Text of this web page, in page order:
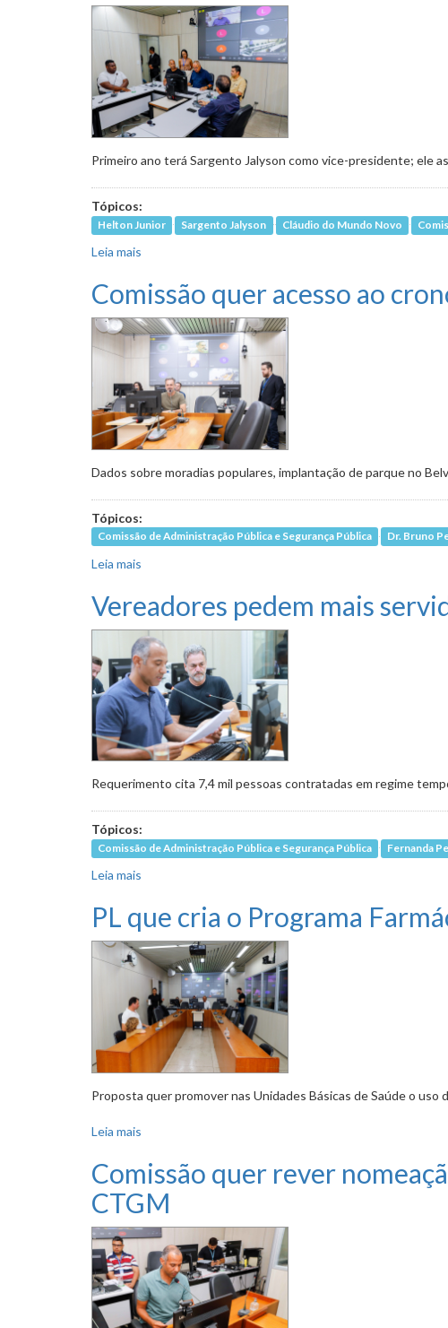
Primeiro ano terá Sargento Jalyson como vice-presidente; ele
Tópicos:
Helton Junior Sargento Jalyson Cláudio do Mundo Novo
Leia mais
Comissão quer acesso ao
Dados sobre moradias populares, implantação de parque no
Tópicos:
Comissão de Administração Pública e Segurança Pública Dr. Bruno
Leia mais
Vereadores pedem mais
Requerimento cita 7,4 mil pessoas contratadas em regime
Tópicos:
Comissão de Administração Pública e Segurança Pública Fernanda
Leia mais
PL que cria o Programa
Proposta quer promover nas Unidades Básicas de Saúde o
Leia mais
Comissão quer rever
CTGM